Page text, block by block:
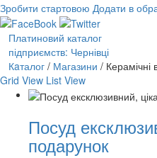
Зробити стартовою Додати в
Платиновий каталог
підприємств: Чернівці
Кaталог/ Магазини / Керамічні
Grid View List View
Посуд
подарунок